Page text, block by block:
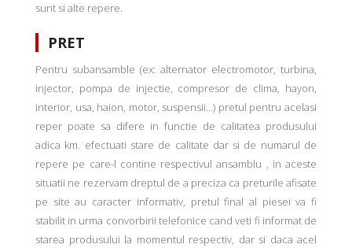
sunt si alte repere.
PRET
Pentru subansamble (ex: alternator electromotor, turbina,
injector, pompa de injectie, compresor de clima, hayon,
interior, usa, haion, motor, suspensii...) pretul pentru acelasi
reper poate sa difere in functie de calitatea produsului
adica km. efectuati stare de calitate dar si de numarul de
repere pe care-l contine respectivul ansamblu , in aceste
situatii ne rezervam dreptul de a preciza ca preturile afisate
pe site au caracter informativ, pretul final al piesei va fi
stabilit in urma convorbirii telefonice cand veti fi informat de
starea produsului la momentul respectiv, dar si daca acel